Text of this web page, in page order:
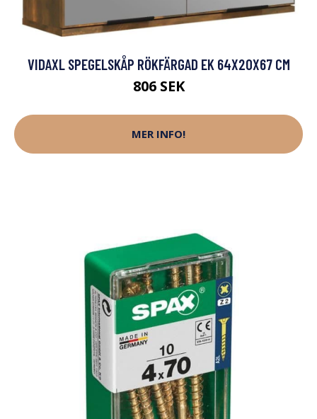
VIDAXL SPEGELSKÅP RÖKFÄRGAD EK 64X20X67 CM
806 SEK
MER INFO!